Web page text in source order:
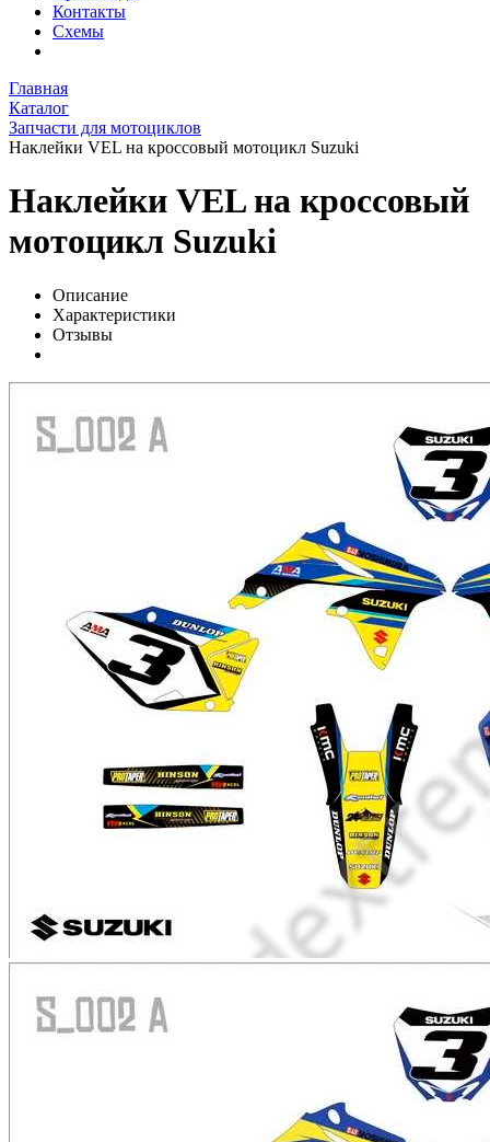
Контакты
Схемы
Главная
Каталог
Запчасти для мотоциклов
Наклейки VEL на кроссовый мотоцикл Suzuki
Наклейки VEL на кроссовый
мотоцикл Suzuki
Описание
Характеристики
Отзывы